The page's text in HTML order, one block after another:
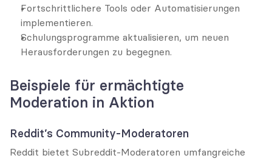
Fortschrittlichere Tools oder Automatisierungen
implementieren.
Schulungsprogramme aktualisieren, um neuen
Herausforderungen zu begegnen.
Beispiele für ermächtigte
Moderation in Aktion
Reddit’s Community-Moderatoren
Reddit bietet Subreddit-Moderatoren umfangreiche